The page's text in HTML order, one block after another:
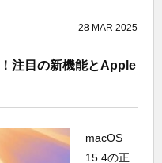
28 MAR 2025
注目の新機能とApple
macOS
15.4の正